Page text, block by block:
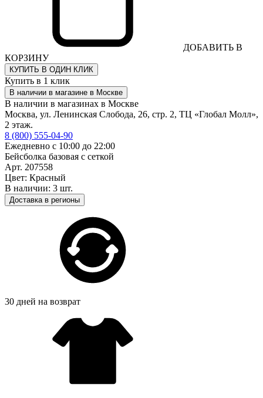
ДОБАВИТЬ В
КОРЗИНУ
КУПИТЬ В ОДИН КЛИК
Купить в 1 клик
В наличии в магазине в Москве
В наличии в магазинах в Москве
Москва, ул. Ленинская Слобода, 26, стр. 2, ТЦ «Глобал Молл»,
2 этаж.
8 (800) 555-04-90
Ежедневно с 10:00 до 22:00
Бейсболка базовая с сеткой
Арт. 207558
Цвет: Красный
В наличии: 3 шт.
Доставка в регионы
30 дней на возврат